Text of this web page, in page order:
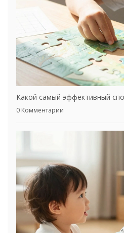
Какой самый эффективный
0 Комментарии